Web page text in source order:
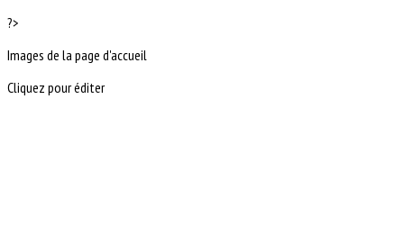
?>
Images de la page d'accueil
Cliquez pour éditer